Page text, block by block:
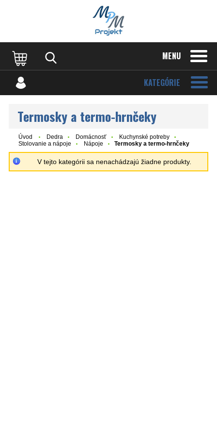
MENU
KATEGÓRIE
Termosky a termo-hrnčeky
Úvod Dedra Domácnosť
Kuchynské potreby
Stolovanie a nápoje
Nápoje Termosky a termo-hrnčeky
V tejto kategórii sa nenachádzajú žiadne produkty.